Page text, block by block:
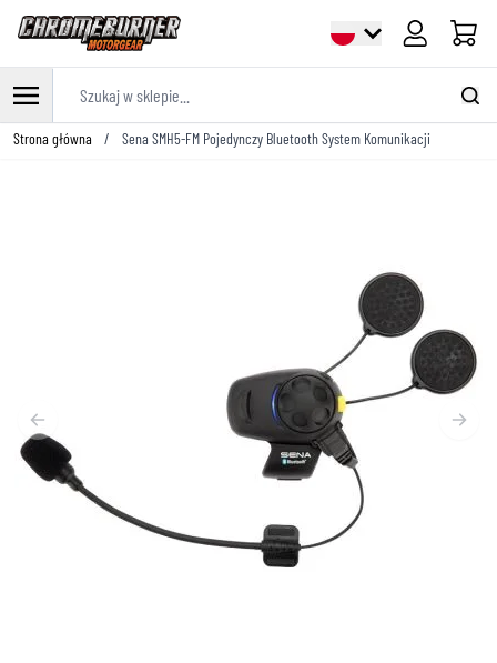
Cart
Przejdź do treści
Strona główna / Sena SMH5-FM Pojedynczy Bluetooth System Komunikacji